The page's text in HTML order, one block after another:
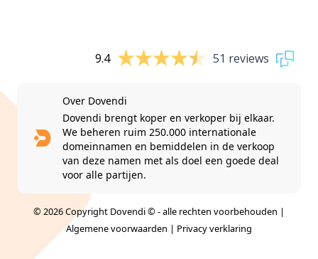
9.4 51 reviews
Over Dovendi
Dovendi brengt koper en verkoper bij elkaar.
We beheren ruim 250.000 internationale
domeinnamen en bemiddelen in de verkoop
van deze namen met als doel een goede deal
voor alle partijen.
© 2026 Copyright Dovendi © - alle rechten voorbehouden |
Algemene voorwaarden | Privacy verklaring